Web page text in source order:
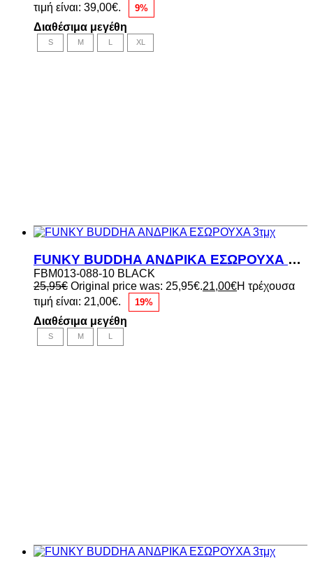
τιμή είναι: 39,00€.
9%
Διαθέσιμα μεγέθη
S M L XL
FUNKY BUDDHA ΑΝΔΡΙΚΑ ΕΣΩΡΟΥΧΑ 3τμχ
FBM013-088-10 BLACK
25,95€ Original price was: 25,95€.21,00€Η τρέχουσα
τιμή είναι: 21,00€.
19%
Διαθέσιμα μεγέθη
S M L